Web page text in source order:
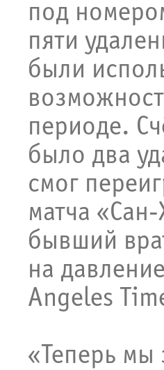
под
пяти
были
периоде.
было два
смог
матча
бывший
на
Angeles
«Теперь мы